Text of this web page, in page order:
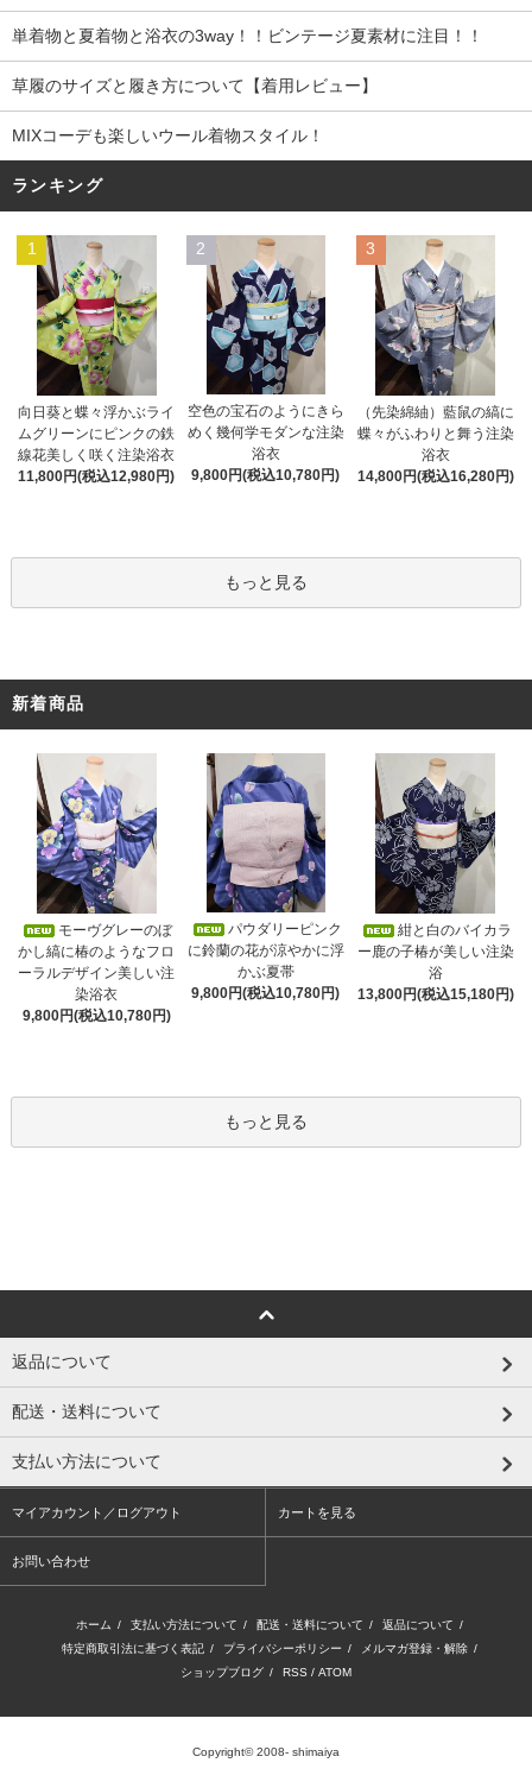
単着物と夏着物と浴衣の3way！！ビンテージ夏素材に注目！！
草履のサイズと履き方について【着用レビュー】
MIXコーデも楽しいウール着物スタイル！
ランキング
1
向日葵と蝶々浮かぶライ
ムグリーンにピンクの鉄
線花美しく咲く注染浴衣
11,800円(税込12,980円)
2
空色の宝石のようにきら
めく幾何学モダンな注染
浴衣
9,800円(税込10,780円)
3
（先染綿紬）藍鼠の縞に
蝶々がふわりと舞う注染
浴衣
14,800円(税込16,280円)
もっと見る
新着商品
モーヴグレーのぼ
かし縞に椿のようなフロ
ーラルデザイン美しい注
染浴衣
9,800円(税込10,780円)
パウダリーピンク
に鈴蘭の花が涼やかに浮
かぶ夏帯
9,800円(税込10,780円)
紺と白のバイカラ
ー鹿の子椿が美しい注染
浴
13,800円(税込15,180円)
もっと見る
返品について
配送・送料について
支払い方法について
マイアカウント／ログアウト カートを見る
お問い合わせ
ホーム / 支払い方法について / 配送・送料について / 返品について /
特定商取引法に基づく表記 / プライバシーポリシー / メルマガ登録・解除 /
ショップブログ / RSS / ATOM
Copyright© 2008- shimaiya